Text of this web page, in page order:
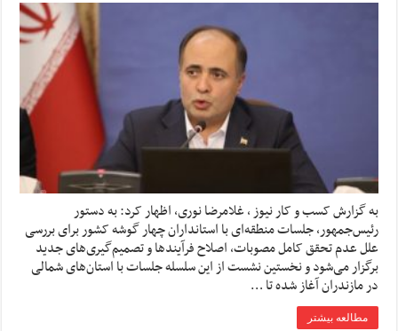
به گزارش کسب و کار نیوز ، غلامرضا نوری، اظهار کرد: به دستور
رئیس‌جمهور، جلسات منطقه‌ای با استانداران چهار گوشه کشور برای بررسی
علل عدم تحقق کامل مصوبات، اصلاح فرآیندها و تصمیم‌گیری‌های جدید
برگزار می‌شود و نخستین نشست از این سلسله جلسات با استان‌های شمالی
در مازندران آغاز شده تا …
مطالعه بیشتر